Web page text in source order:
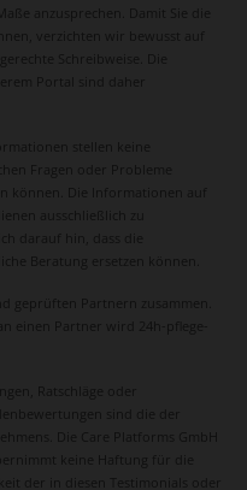
anzusprechen. Damit Sie die
verzichten wir bewusst auf
Schreibweise. Die
Portal sind daher
stellen keine
Fragen oder Probleme
können. Die Informationen auf
ausschließlich zu
darauf hin, dass die
Beratung ersetzen können.
geprüften Partnern zusammen.
einen Partner wird 24h-pflege-
Ratschläge oder
sind die der
Die Care Platforms GmbH
keine Haftung für die
der in diesen Testimonials oder